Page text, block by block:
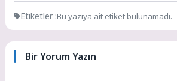
Etiketler :Bu yazıya ait etiket bulunamadı.
Bir Yorum Yazın